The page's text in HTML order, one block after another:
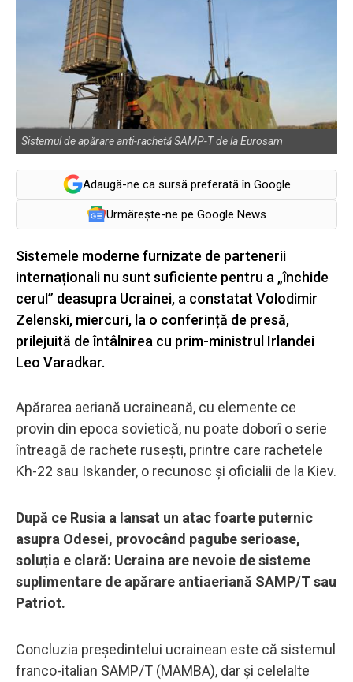
Sistemul de apărare anti-rachetă SAMP-T de la Eurosam
Adaugă-ne ca sursă preferată în Google
Urmărește-ne pe Google News
Sistemele moderne furnizate de partenerii
internaționali nu sunt suficiente pentru a „închide
cerul” deasupra Ucrainei, a constatat Volodimir
Zelenski, miercuri, la o conferință de presă,
prilejuită de întâlnirea cu prim-ministrul Irlandei
Leo Varadkar.
Apărarea aeriană ucraineană, cu elemente ce
provin din epoca sovietică, nu poate doborî o serie
întreagă de rachete rusești, printre care rachetele
Kh-22 sau Iskander, o recunosc și oficialii de la Kiev.
După ce Rusia a lansat un atac foarte puternic
asupra Odesei, provocând pagube serioase,
soluția e clară: Ucraina are nevoie de sisteme
suplimentare de apărare antiaeriană SAMP/T sau
Patriot.
Concluzia președintelui ucrainean este că sistemul
franco-italian SAMP/T (MAMBA), dar și celelalte